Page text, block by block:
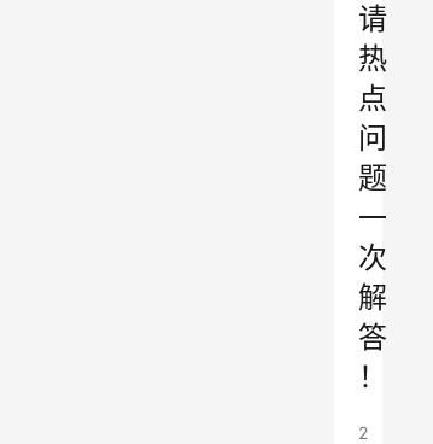
请
热
点
问
题
一
次
解
答
！
2